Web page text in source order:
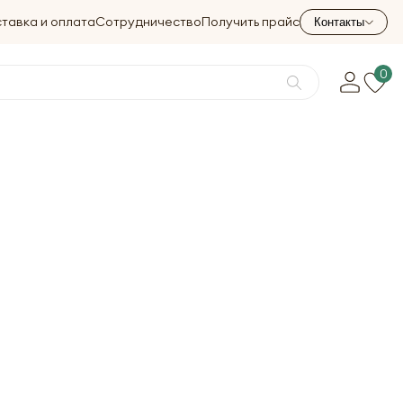
и оплатаСотрудничествоПолучить прайс Контакты
0